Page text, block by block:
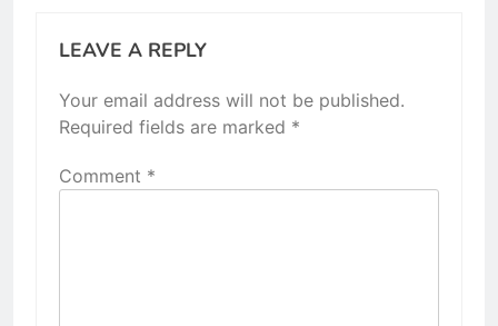
LEAVE A REPLY
Your email address will not be published.
Required fields are marked *
Comment *